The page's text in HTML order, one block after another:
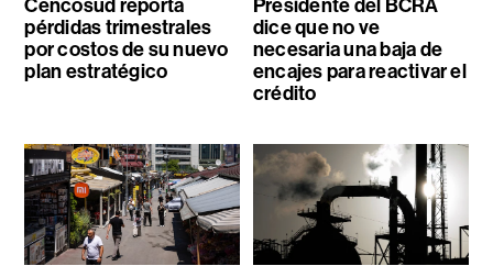
Cencosud reporta
pérdidas trimestrales
por costos de su nuevo
plan estratégico
Presidente del BCRA
dice que no ve
necesaria una baja de
encajes para reactivar el
crédito